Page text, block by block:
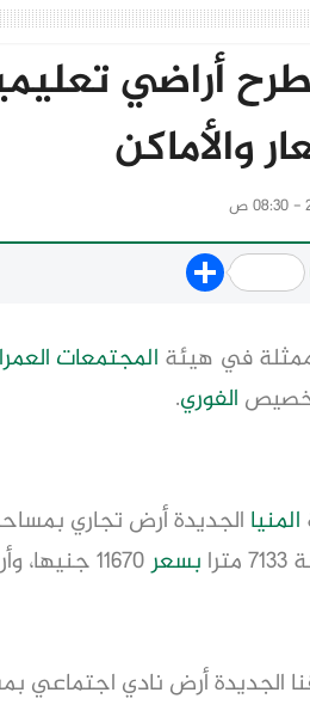
أراضي
والأماكن
Share
في هيئة المجتمعات
الفوري.
المنيا الجديدة أرض تجاري بمساحة 2765
بسعر
نادي اجتماعي بمساحة 3177 مترا بسعر